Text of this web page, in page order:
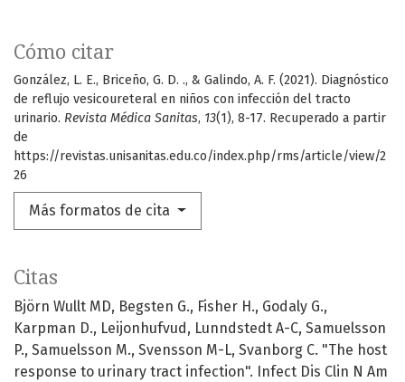
Cómo citar
González, L. E., Briceño, G. D. ., & Galindo, A. F. (2021). Diagnóstico
de reflujo vesicoureteral en niños con infección del tracto
urinario. Revista Médica Sanitas, 13(1), 8-17. Recuperado a partir
de
https://revistas.unisanitas.edu.co/index.php/rms/article/view/2
26
Más formatos de cita
Citas
Björn Wullt MD, Begsten G., Fisher H., Godaly G.,
Karpman D., Leijonhufvud, Lunndstedt A-C, Samuelsson
P., Samuelsson M., Svensson M-L, Svanborg C. "The host
response to urinary tract infection". Infect Dis Clin N Am